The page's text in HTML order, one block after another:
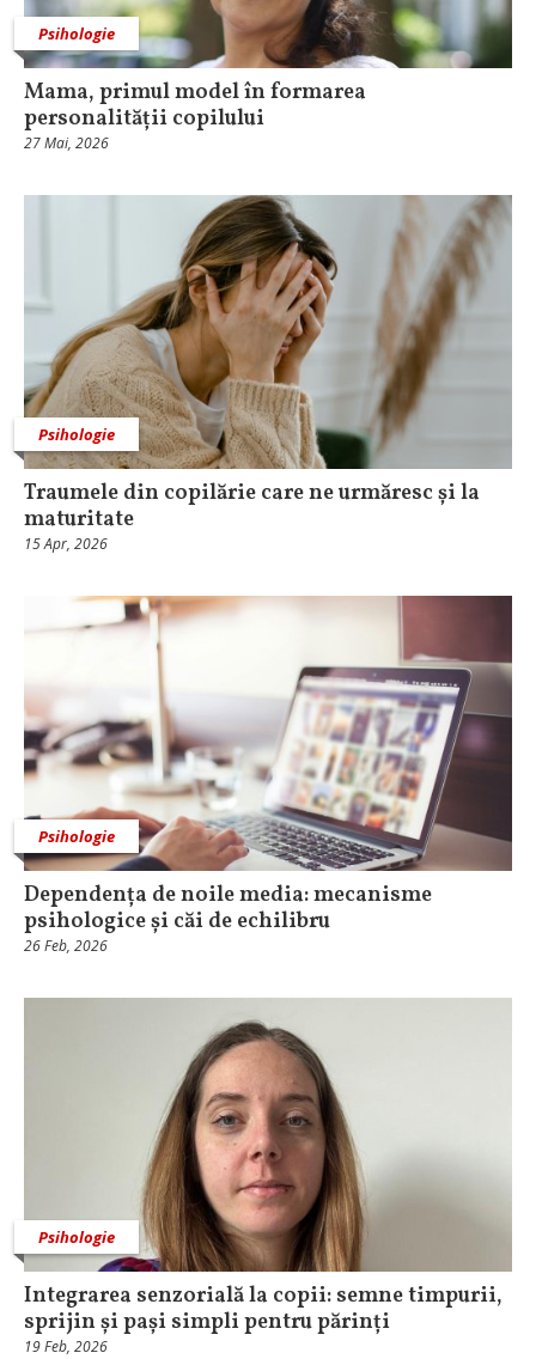
Psihologie
Mama, primul model în formarea
personalității copilului
27 Mai, 2026
Psihologie
Traumele din copilărie care ne urmăresc și la
maturitate
15 Apr, 2026
Psihologie
Dependența de noile media: mecanisme
psihologice și căi de echilibru
26 Feb, 2026
Psihologie
Integrarea senzorială la copii: semne timpurii,
sprijin și pași simpli pentru părinți
19 Feb, 2026